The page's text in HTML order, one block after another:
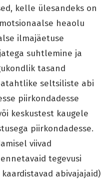
kelle ülesandeks on
heaolu
ilmajäetuse
suhtlemine ja
tasand
seltsiliste abi
piirkondadesse
keskustest kaugele
piirkondadesse.
viivad
tegevusi
abivajajaid)